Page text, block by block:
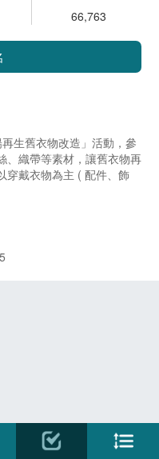
66,763
生舊衣物改造」活動，參
、織帶等素材，讓舊衣物再
穿戴衣物為主 ( 配件、飾